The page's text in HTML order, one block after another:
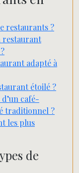
restaurants ?
restaurant
adapté à
étoilé ?
café-
traditionnel ?
les plus
de